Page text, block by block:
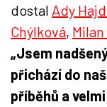
dostal Ady
Chýlková,
„Jsem
přichází do
příběhů a